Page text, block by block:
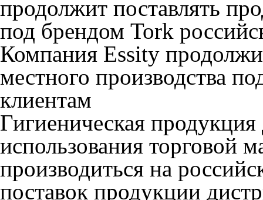
продолжит поставлять
под брендом Tork
Компания Essity
местного производства
клиентам
Гигиеническая
использования торговой
производиться на
поставок продукции